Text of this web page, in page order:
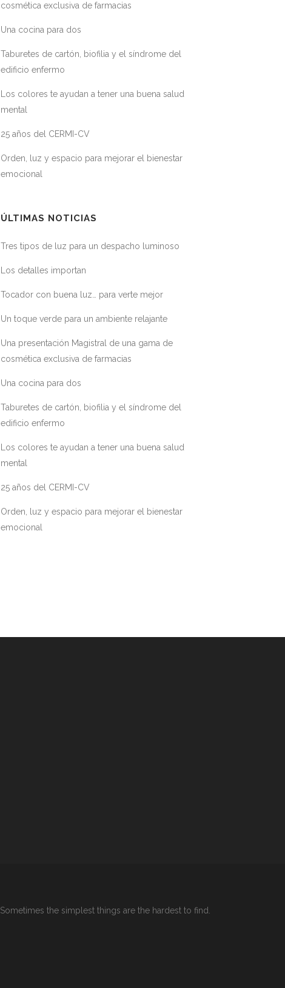
cosmética exclusiva de farmacias
Una cocina para dos
Taburetes de cartón, biofilia y el síndrome del
edificio enfermo
Los colores te ayudan a tener una buena salud
mental
25 años del CERMI-CV
Orden, luz y espacio para mejorar el bienestar
emocional
ÚLTIMAS NOTICIAS
Tres tipos de luz para un despacho luminoso
Los detalles importan
Tocador con buena luz… para verte mejor
Un toque verde para un ambiente relajante
Una presentación Magistral de una gama de
cosmética exclusiva de farmacias
Una cocina para dos
Taburetes de cartón, biofilia y el síndrome del
edificio enfermo
Los colores te ayudan a tener una buena salud
mental
25 años del CERMI-CV
Orden, luz y espacio para mejorar el bienestar
emocional
Sometimes the simplest things are the hardest to find.